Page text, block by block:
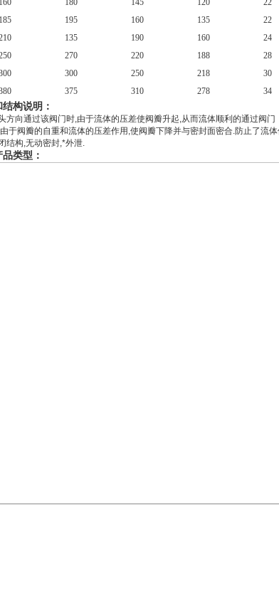
160 180 145 120
22
185 195 160 135
22
135 190 160
24
270 220 188
28
300 250 218
30
375 310 278 34
构说明：
方向通过该阀门时,由于流体的压差使阀瓣升起,从而流体顺利的通过阀门
于阀瓣的自重和流体的压差作用,使阀瓣下降并与密封面密合.防止了流体
结构,无动密封,*外泄.
类型：